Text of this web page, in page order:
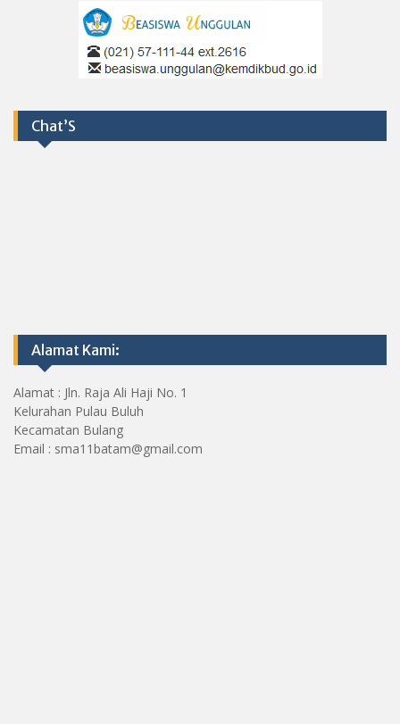
Chat’S
Alamat Kami:
Alamat : Jln. Raja Ali Haji No. 1
Kelurahan Pulau Buluh
Kecamatan Bulang
Email : sma11batam@gmail.com